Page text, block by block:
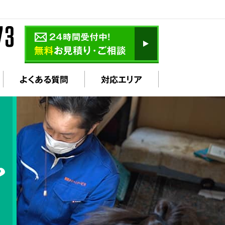
よくある質問 対応エリア